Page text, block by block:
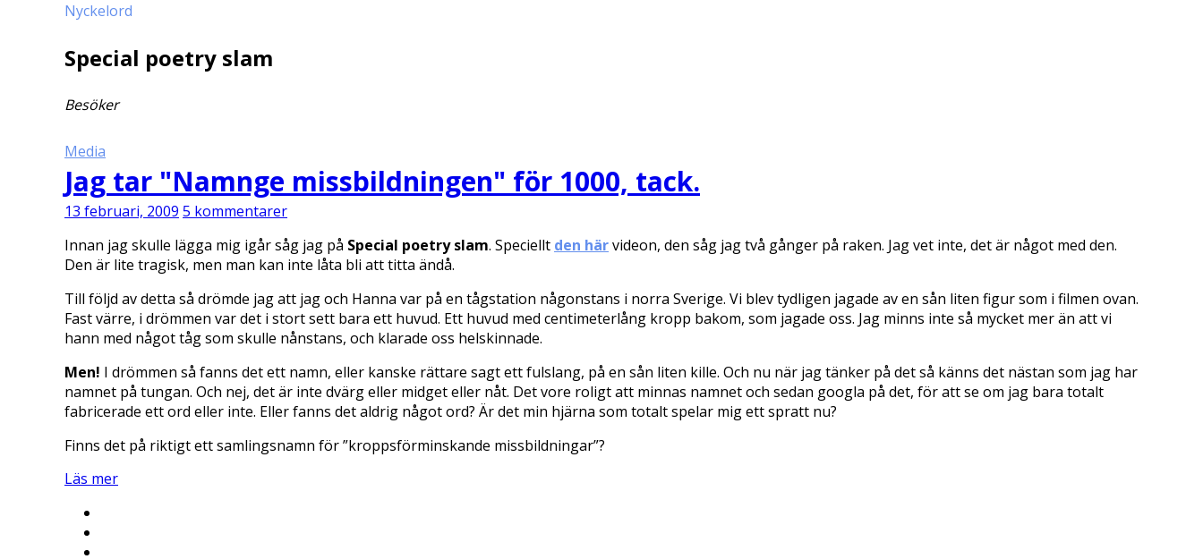
Nyckelord
Special poetry slam
Besöker
Media
Jag tar "Namnge missbildningen" för 1000, tack.
13 februari, 2009 5 kommentarer
Innan jag skulle lägga mig igår såg jag på Special poetry slam. Speciellt den härvideon, den såg jag två gånger på raken. Jag vet inte, det är något med den.
Den är lite tragisk, men man kan inte låta bli att titta ändå.
Till följd av detta så drömde jag att jag och Hanna var på en tågstation någonstans i norra Sverige. Vi blev tydligen jagade av en sån liten figur som i filmen ovan.
Fast värre, i drömmen var det i stort sett bara ett huvud. Ett huvud med centimeterlång kropp bakom, som jagade oss. Jag minns inte så mycket mer än att vi
hann med något tåg som skulle nånstans, och klarade oss helskinnade.
Men! I drömmen så fanns det ett namn, eller kanske rättare sagt ett fulslang, på en sån liten kille. Och nu när jag tänker på det så känns det nästan som jag har
namnet på tungan. Och nej, det är inte dvärg eller midget eller nåt. Det vore roligt att minnas namnet och sedan googla på det, för att se om jag bara totalt
fabricerade ett ord eller inte. Eller fanns det aldrig något ord? Är det min hjärna som totalt spelar mig ett spratt nu?
Finns det på riktigt ett samlingsnamn för ”kroppsförminskande missbildningar”?
Läs mer